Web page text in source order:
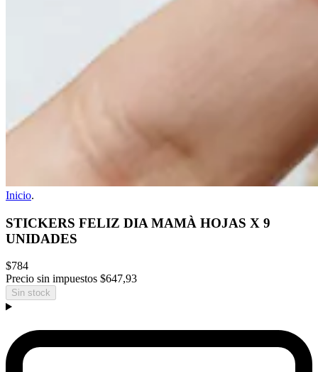
Inicio.
STICKERS FELIZ DIA MAMÀ HOJAS X 9
UNIDADES
$784
Precio sin impuestos $647,93
Sin stock